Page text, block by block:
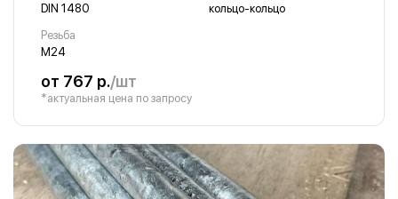
DIN 1480
кольцо-кольцо
Резьба
М24
от 767 р./шт
*актуальная цена по запросу